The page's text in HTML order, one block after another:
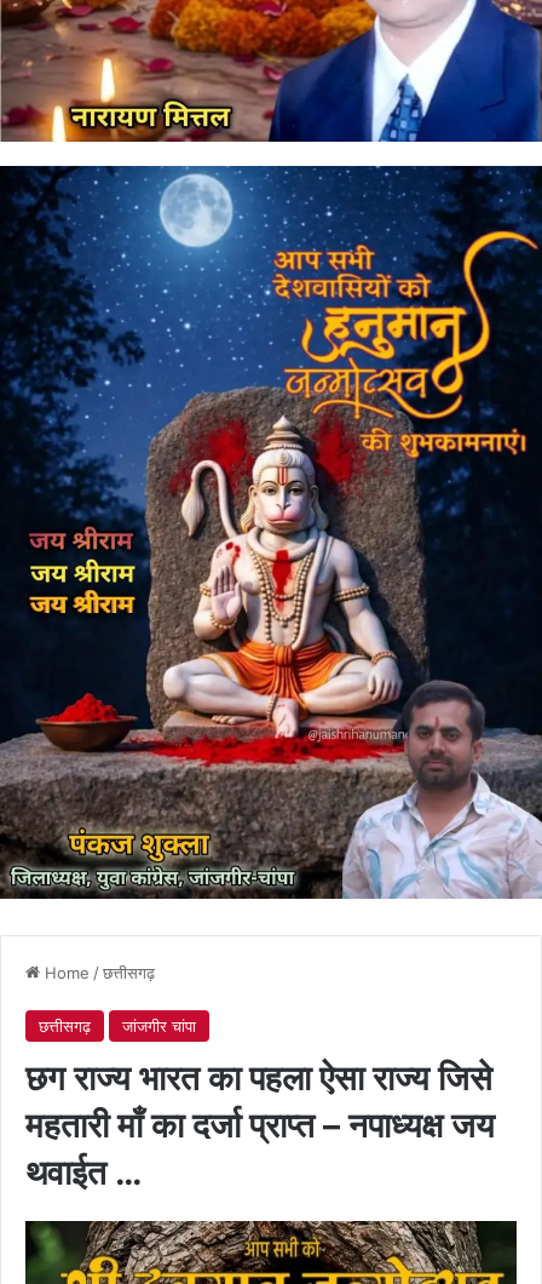
Home /छत्तीसगढ़
छत्तीसगढ़ जांजगीर चांपा
छग राज्य भारत का पहला ऐसा राज्य जिसे
महतारी माँ का दर्जा प्राप्त – नपाध्यक्ष जय
थवाईत …